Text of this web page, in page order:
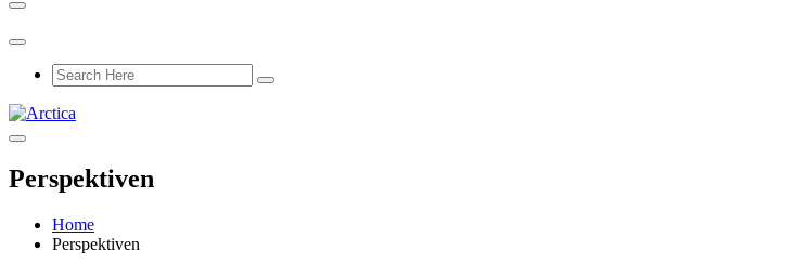
Perspektiven
Home
Perspektiven